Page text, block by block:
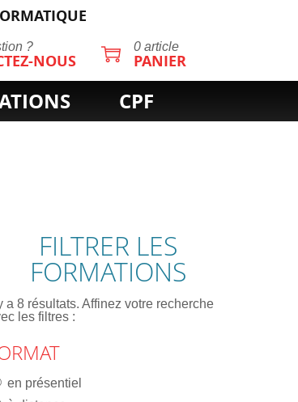
?
NOUS
0 article
PANIER
CPF
FILTRER LES
FORMATIONS
y a8 résultats. Affinez votre recherche
les filtres :
en présentiel